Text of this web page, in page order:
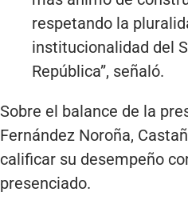
respetando la
institucionalidad del
República”, señaló.
Sobre el balance de la
Fernández Noroña,
calificar su desempeño
presenciado.